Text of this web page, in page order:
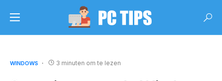
WINDOWS 3 minuten om te lezen